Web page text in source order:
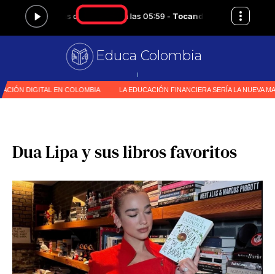
Educa Colombia
Primer medio especi
Dua Lipa y sus libros favoritos